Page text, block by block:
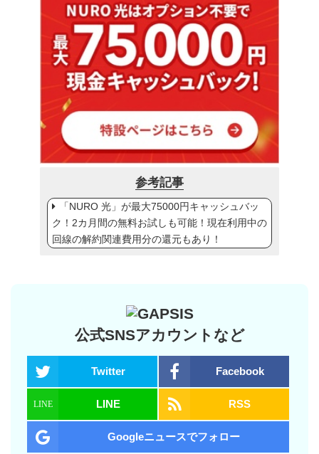
参考記事
「NURO 光」が最大75000円キャッシュバッ
ク！2カ月間の無料お試しも可能！現在利用中の
回線の解約関連費用分の還元もあり！
公式SNSアカウントなど
Twitter Facebook
LINE RSS
Googleニュースでフォロー